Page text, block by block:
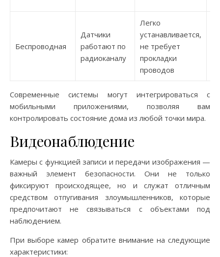
Беспроводная
Датчики
работают по
радиоканалу
Легко
устанавливается,
не требует
прокладки
проводов
Современные системы могут интегрироваться с
мобильными приложениями, позволяя вам
контролировать состояние дома из любой точки мира.
Видеонаблюдение
Камеры с функцией записи и передачи изображения —
важный элемент безопасности. Они не только
фиксируют происходящее, но и служат отличным
средством отпугивания злоумышленников, которые
предпочитают не связываться с объектами под
наблюдением.
При выборе камер обратите внимание на следующие
характеристики: